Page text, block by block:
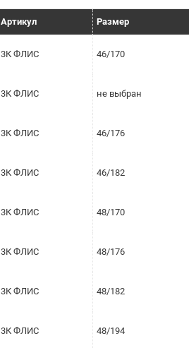
Артикул Размер
3К ФЛИС 46/170
3К ФЛИС не выбран
3К ФЛИС 46/176
3К ФЛИС 46/182
3К ФЛИС 48/170
3К ФЛИС 48/176
3К ФЛИС 48/182
3К ФЛИС 48/194